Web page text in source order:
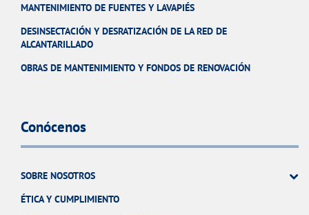
MANTENIMIENTO DE FUENTES Y LAVAPIÉS
DESINSECTACIÓN Y DESRATIZACIÓN DE LA RED DE
ALCANTARILLADO
OBRAS DE MANTENIMIENTO Y FONDOS DE RENOVACIÓN
Conócenos
SOBRE NOSOTROS
ÉTICA Y CUMPLIMIENTO